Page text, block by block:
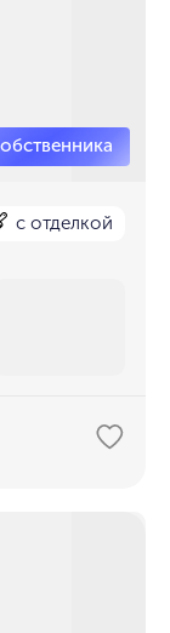
с отделкой